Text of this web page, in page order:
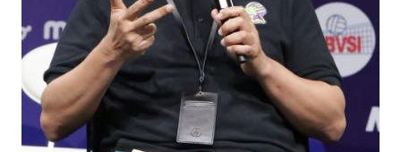
WN
JAMBI
WN
SULTRA